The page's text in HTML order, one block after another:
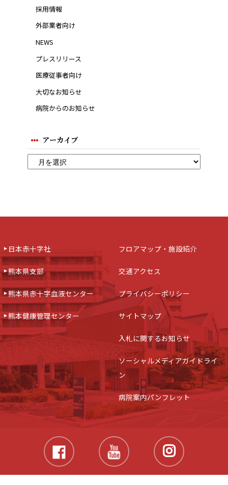
採用情報
外部業者向け
NEWS
プレスリリース
医療従事者向け
大切なお知らせ
病院からのお知らせ
アーカイブ
日本赤十字社
熊本県支部
熊本県赤十字血液センター
熊本健康管理センター
フロアマップ・施設紹介
交通アクセス
プライバシーポリシー
サイトマップ
入札に関するお知らせ
ソーシャルメディアガイドライ
ン
病院案内パンフレット